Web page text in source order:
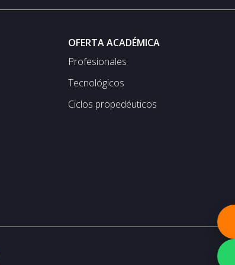
OFERTA ACADÉMICA
Profesionales
Tecnológicos
Ciclos propedéuticos